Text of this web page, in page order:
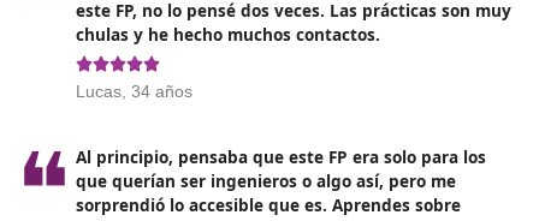
Conciencia Vial
Protección en la Vía
Capacitación y Orientación Profesional
Metodología para la Enseñanza Práctica de la